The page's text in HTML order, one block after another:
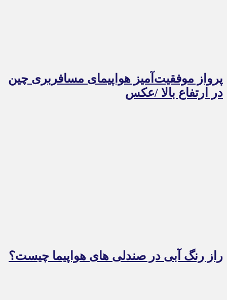
پرواز موفقیت‌آمیز هواپیمای مسافربری چین
در ارتفاع بالا /عکس
راز رنگ آبی در صندلی های هواپیما چیست؟